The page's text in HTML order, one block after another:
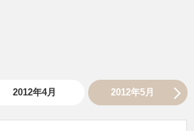
2012年4月 2012年5月